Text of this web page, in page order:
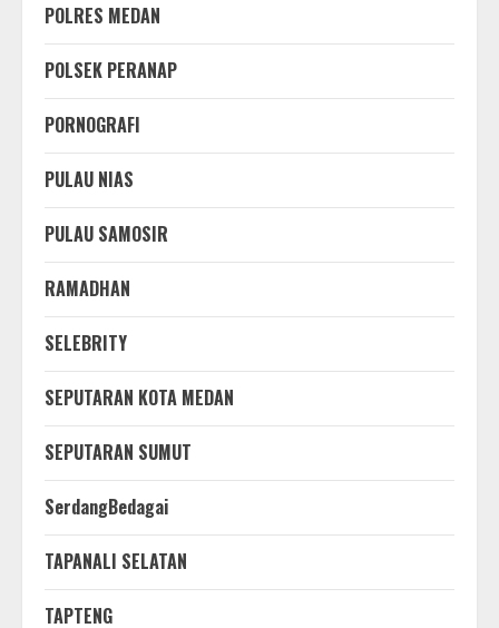
POLRES MEDAN
POLSEK PERANAP
PORNOGRAFI
PULAU NIAS
PULAU SAMOSIR
RAMADHAN
SELEBRITY
SEPUTARAN KOTA MEDAN
SEPUTARAN SUMUT
SerdangBedagai
TAPANALI SELATAN
TAPTENG